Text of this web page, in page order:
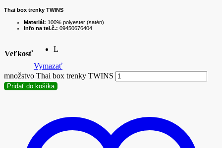
Thai box trenky TWINS
Materiál: 100% polyester (satén)
Info na tel.č.: 09450676404
Veľkosť
L
Vymazať
množstvo Thai box trenky TWINS
Pridať do košíka